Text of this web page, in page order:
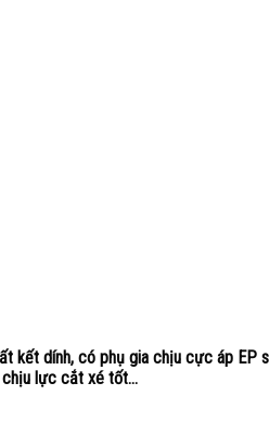
kết dính, có phụ gia chịu cực áp
chịu lực cắt xé tốt...